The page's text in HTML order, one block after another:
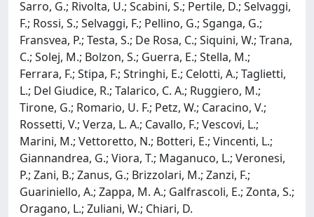
Sarro, G.; Rivolta, U.; Scabini, S.; Pertile, D.; Selvaggi,
F.; Rossi, S.; Selvaggi, F.; Pellino, G.; Sganga, G.;
Fransvea, P.; Testa, S.; De Rosa, C.; Siquini, W.; Trana,
C.; Solej, M.; Bolzon, S.; Guerra, E.; Stella, M.;
Ferrara, F.; Stipa, F.; Stringhi, E.; Celotti, A.; Taglietti,
L.; Del Giudice, R.; Talarico, C. A.; Ruggiero, M.;
Tirone, G.; Romario, U. F.; Petz, W.; Caracino, V.;
Rossetti, V.; Verza, L. A.; Cavallo, F.; Vescovi, L.;
Marini, M.; Vettoretto, N.; Botteri, E.; Vincenti, L.;
Giannandrea, G.; Viora, T.; Maganuco, L.; Veronesi,
P.; Zani, B.; Zanus, G.; Brizzolari, M.; Zanzi, F.;
Guariniello, A.; Zappa, M. A.; Galfrascoli, E.; Zonta, S.;
Oragano, L.; Zuliani, W.; Chiari, D.